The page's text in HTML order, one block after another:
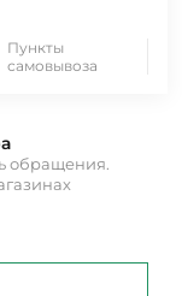
Пункты
самовывоза
обращения.